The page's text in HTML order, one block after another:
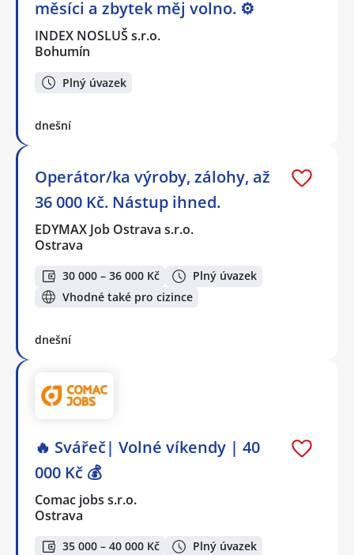
měsíci a zbytek měj volno. ⚙
INDEX NOSLUŠ s.r.o.
Bohumín
Plný úvazek
dnešní
Operátor/ka výroby, zálohy, až
36 000 Kč. Nástup ihned.
EDYMAX Job Ostrava s.r.o.
Ostrava
30 000 – 36 000 Kč
Plný úvazek
Vhodné také pro cizince
dnešní
🔥 Svářeč| Volné víkendy | 40
000 Kč 💰
Comac jobs s.r.o.
Ostrava
35 000 – 40 000 Kč Plný úvazek